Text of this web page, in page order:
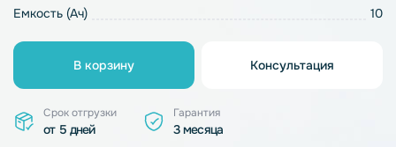
Емкость (Ач)
10
В корзину Консультация
Срок отгрузки
от 5 дней
Гарантия
3 месяца